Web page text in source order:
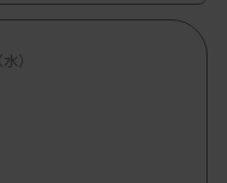
検討（中級）
林勝哉氏
）